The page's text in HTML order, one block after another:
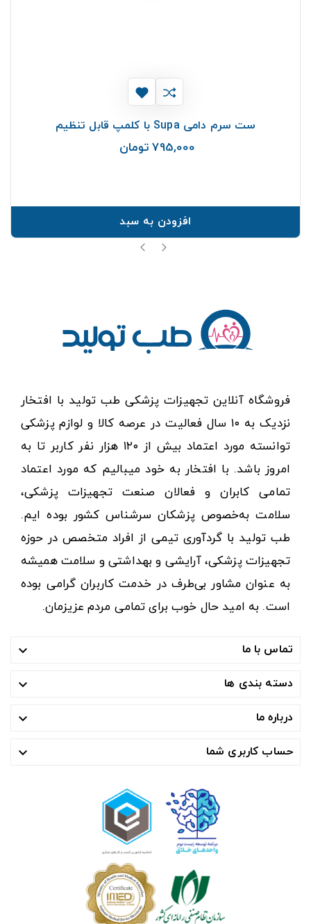
ست سرم دامی Supa با کلمپ قابل تنظیم
795,000 تومان
افزودن به سبد
فروشگاه آنلاین تجهیزات پزشکی طب تولید با افتخار
نزدیک به ۱۰ سال فعالیت در عرصه کالا و لوازم پزشکی
توانسته مورد اعتماد بیش از ۱۲۰ هزار نفر کاربر تا به
امروز باشد. با افتخار به خود میبالیم که مورد اعتماد
تمامی کابران و فعالان صنعت تجهیزات پزشکی،
سلامت به‌خصوص پزشکان سرشناس کشور بوده ایم.
طب تولید با گردآوری تیمی از افراد متخصص در حوزه
تجهیزات پزشکی، آرایشی و بهداشتی و سلامت همیشه
به عنوان مشاور بی‌طرف در خدمت کاربران گرامی بوده
است. به امید حال خوب برای تمامی مردم عزیزمان.
تماس با ما 
دسته بندی ها 
درباره ما 
حساب کاربری شما 